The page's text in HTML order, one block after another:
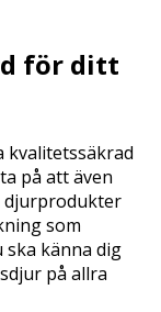
för ditt
kvalitetssäkrad
på att även
djurprodukter
som
känna dig
på allra